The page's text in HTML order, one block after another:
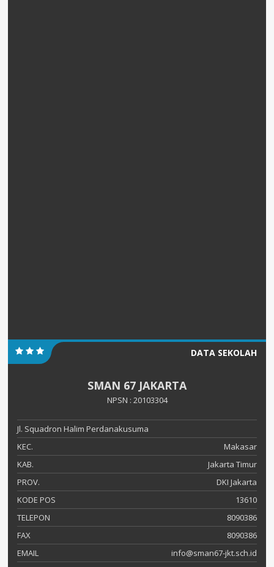
DATA SEKOLAH
SMAN 67 JAKARTA
NPSN : 20103304
Jl. Squadron Halim Perdanakusuma
KEC.
Makasar
KAB.
Jakarta Timur
PROV.
DKI Jakarta
KODE POS
13610
TELEPON
8090386
FAX
8090386
EMAIL
info@sman67-jkt.sch.id